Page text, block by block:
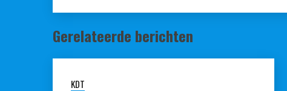
Gerelateerde berichten
KDT